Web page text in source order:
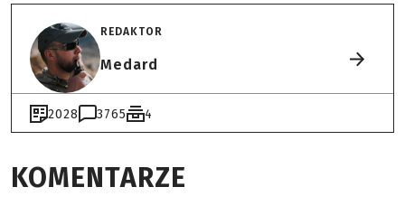
REDAKTOR
Medard
2028 3765 4
KOMENTARZE